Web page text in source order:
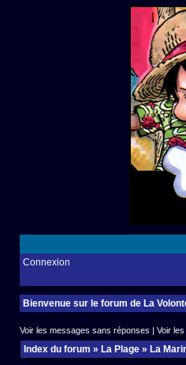
Connexion
Bienvenue sur le forum de La
Voir les messages sans réponses | Voir
Index du forum » La Plage » La